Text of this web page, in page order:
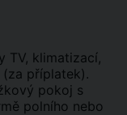
TV, klimatizací,
(za příplatek).
pokoj s
polního nebo